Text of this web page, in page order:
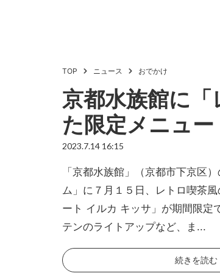
TOP ニュース おでかけ
京都水族館に
た限定メニュー
2023.7.14 16:15
「京都水族館」（京都市下京区
ム」に７月１５日、レトロ喫茶
ート イルカ キッサ」が期間限定
テンのライトアップなど、ま...
続きを読む